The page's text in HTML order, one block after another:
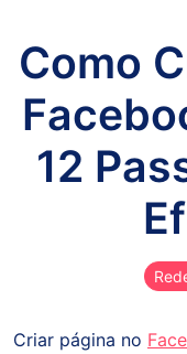
Como
12
Criar página no